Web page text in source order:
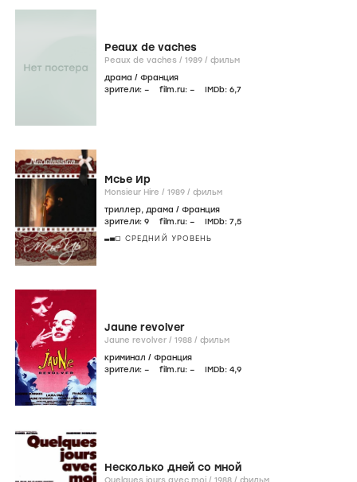
Peaux de vaches
Peaux de vaches / 1989 / фильм
драма / Франция
зрители: – film.ru: – IMDb: 6,7
Мсье Ир
Monsieur Hire / 1989 / фильм
триллер, драма / Франция
зрители: 9 film.ru: – IMDb: 7,5
СРЕДНИЙ УРОВЕНЬ
Jaune revolver
Jaune revolver / 1988 / фильм
криминал / Франция
зрители: – film.ru: – IMDb: 4,9
Несколько дней со мной
Quelques jours avec moi / 1988 / фильм